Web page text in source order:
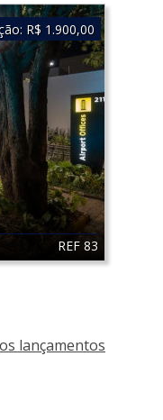
REF 83
R$ 1.900,00
lançamentos